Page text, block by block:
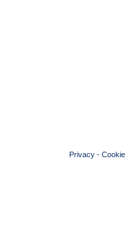
Privacy - Cookie